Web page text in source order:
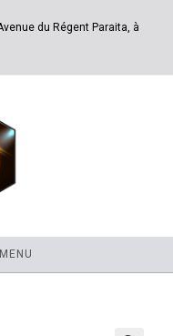
du Régent Paraita, à
MENU